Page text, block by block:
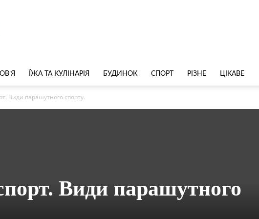
ЇЖА ТА КУЛІНАРІЯ БУДИНОК СПОРТ РІЗНЕ ЦІКАВЕ
Види парашутного спорту.
Види парашутного